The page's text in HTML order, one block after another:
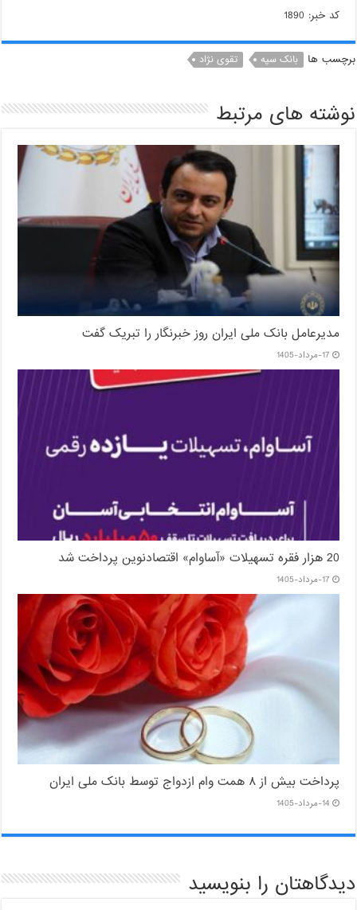
کد خبر: 1890
برچسب ها بانک سپه تقوی نژاد
نوشته های مرتبط
مدیرعامل بانک ملی ایران روز خبرنگار را تبریک گفت
17-مرداد-1405
20 هزار فقره تسهیلات «آساوام» اقتصادنوین پرداخت شد
17-مرداد-1405
پرداخت بیش از ۸ همت وام ازدواج توسط بانک ملی ایران
14-مرداد-1405
دیدگاهتان را بنویسید